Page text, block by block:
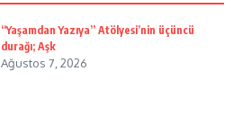
“Yaşamdan Yazıya” Atölyesi’nin üçüncü
durağı; Aşk
Ağustos 7, 2026